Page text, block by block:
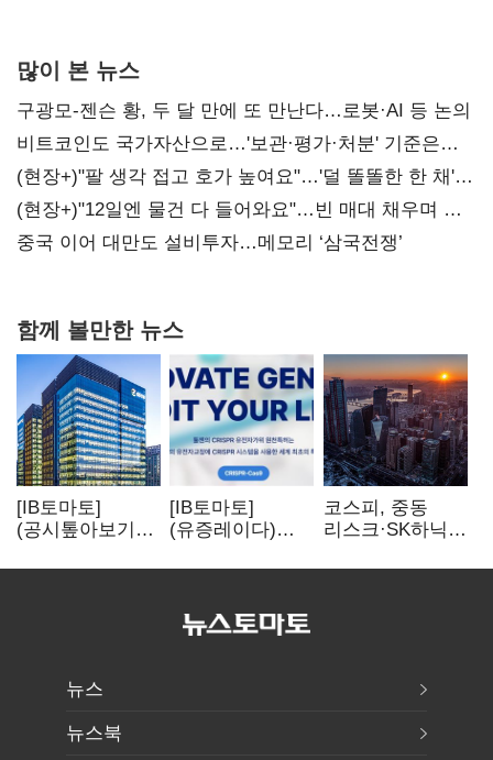
많이 본 뉴스
구광모-젠슨 황, 두 달 만에 또 만난다…로봇·AI 등 논의
비트코인도 국가자산으로…'보관·평가·처분' 기준은
숙제
(현장+)"팔 생각 접고 호가 높여요"…'덜 똘똘한 한 채'
20억 키맞추기
(현장+)"12일엔 물건 다 들어와요"…빈 매대 채우며 문
연 홈플러스
중국 이어 대만도 설비투자…메모리 ‘삼국전쟁’
함께 볼만한 뉴스
[IB토마토]
(공시톺아보기)
바로 매출로
[IB토마토]
(유증레이다)
3분의 1 토막…
비용부터 챙긴다
코스피, 중동
리스크·SK하닉
뒷걸음
뉴스
뉴스북